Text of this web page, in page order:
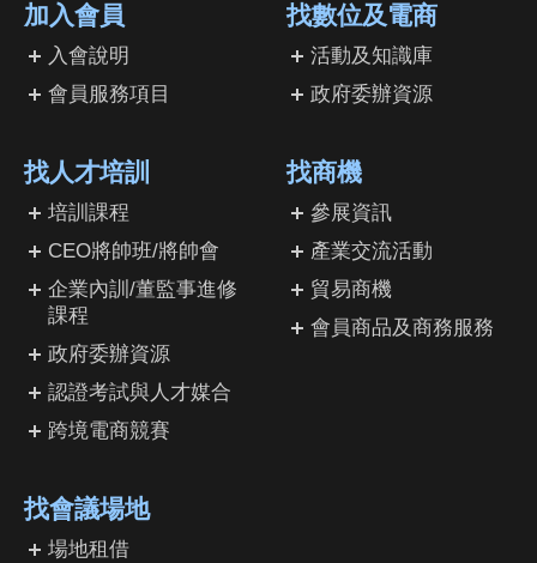
加入會員
入會說明
會員服務項目
找數位及電商
活動及知識庫
政府委辦資源
找人才培訓
培訓課程
CEO將帥班/將帥會
企業內訓/董監事進修
課程
政府委辦資源
認證考試與人才媒合
跨境電商競賽
找商機
參展資訊
產業交流活動
貿易商機
會員商品及商務服務
找會議場地
場地租借